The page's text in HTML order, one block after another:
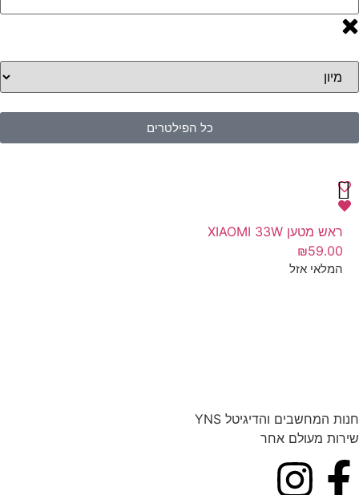
כל הפילטרים
ראש מטען XIAOMI 33W
₪59.00
המלאי אזל
חנות המחשבים והדיגיטל YNS
שירות מעולם אחר